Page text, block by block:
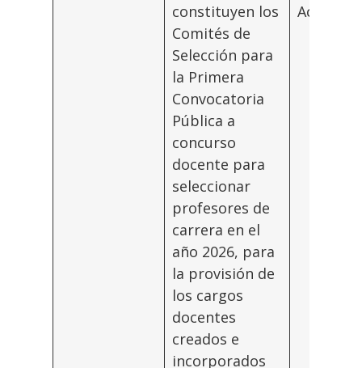
constituyen los
Comités de
Selección para
la Primera
Convocatoria
Pública a
concurso
docente para
seleccionar
profesores de
carrera en el
año 2026, para
la provisión de
los cargos
docentes
creados e
incorporados